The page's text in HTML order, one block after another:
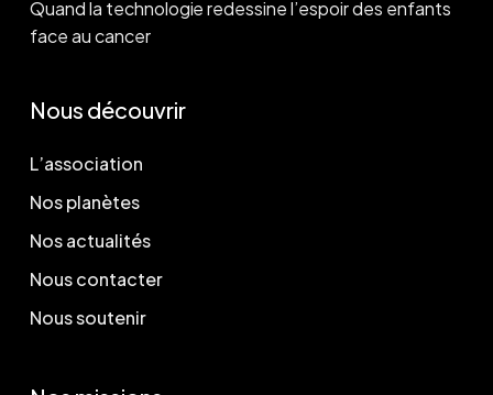
Quand la technologie redessine l’espoir des enfants
face au cancer
Nous découvrir
L’association
Nos planètes
Nos actualités
Nous contacter
Nous soutenir